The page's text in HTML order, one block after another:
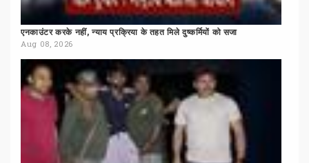
एनकाउंटर करके नहीं, न्याय प्रक्रिया के तहत मिले दुष्कर्मियों को सजा
Aug 08, 2026